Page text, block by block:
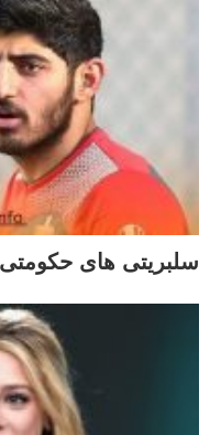
سلبریتی های